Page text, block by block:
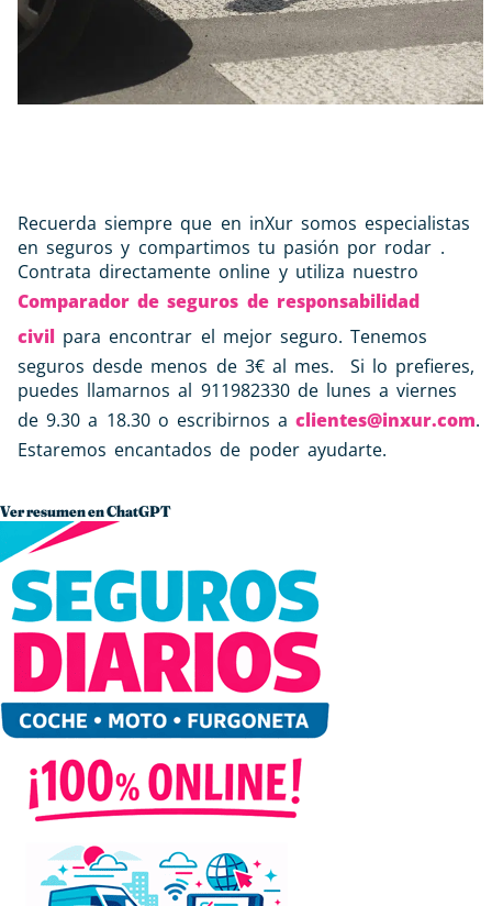
Recuerda siempre que en inXur somos especialistas
en seguros y compartimos tu pasión por rodar .
Contrata directamente online y utiliza nuestro
Comparador de seguros de responsabilidad
civil para encontrar el mejor seguro. Tenemos
seguros desde menos de 3€ al mes. Si lo prefieres,
puedes llamarnos al 911982330 de lunes a viernes
de 9.30 a 18.30 o escribirnos aclientes@inxur.com.
Estaremos encantados de poder ayudarte.
Ver resumen en ChatGPT